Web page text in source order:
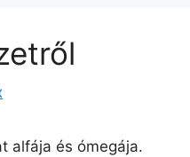
alfája és ómegája.